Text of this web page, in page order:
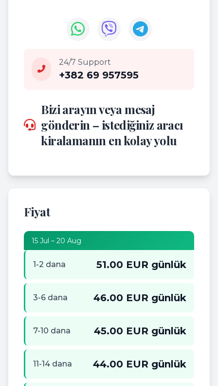
24/7 Support
+382 69 957595
Bizi arayın veya mesaj
gönderin – istediğiniz aracı
kiralamanın en kolay yolu
Fiyat
15 Jul – 20 Aug
1-2 dana 51.00 EUR günlük
3-6 dana 46.00 EUR günlük
7-10 dana 45.00 EUR günlük
11-14 dana 44.00 EUR günlük